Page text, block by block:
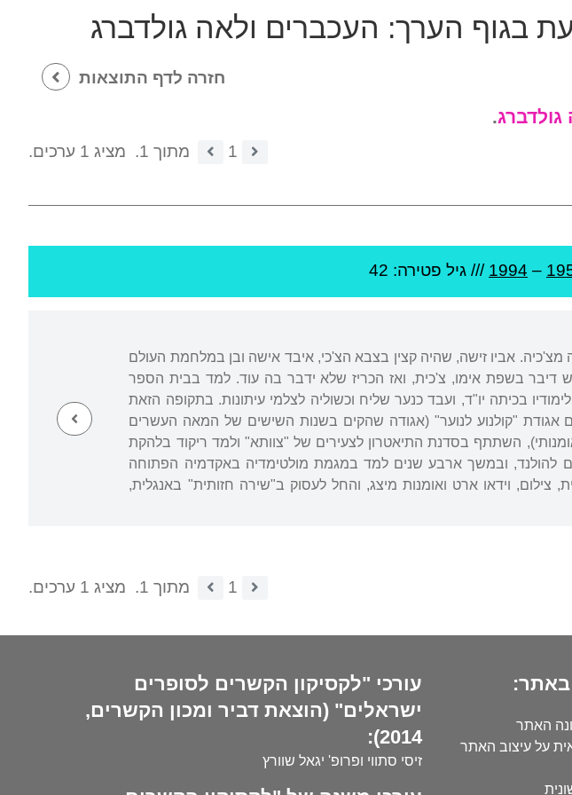
בגוף הערך: העכברים ולאה גולדברג
חזרה לדף התוצאות
.
1 מתוך 1.
מציג 1 ערכים.
–
1994 /// גיל פטירה: 42
מצ'כיה. אביו זישה, שהיה קצין בצבא הצ'כי, איבד אישה ובן במלחמת העולם
דיבר בשפת אימו, צ'כית, ואז הכריז שלא ידבר בה עוד. למד בבית הספר
בכיתה יו"ד, ועבד כנער שליח וכשוליה לצלמי עיתונות. בתקופה הזאת
אגודת "קולנוע לנוער" (אגודה שהקים בשנות השישים של המאה העשרים
השתתף בסדנת התיאטרון לצעירים של "צוותא" ולמד ריקוד בלהקת
להולנד, ובמשך ארבע שנים למד במגמת מולטימדיה באקדמיה הפתוחה
וידאו ארט ואומנות מיצג, והחל לעסוק ב"שירה חזותית" באנגלית,
1 מתוך 1. מציג 1 ערכים.
באתר:
האתר
על עיצוב האתר
עורכי "לקסיקון הקשרים לסופרים
ישראלים" (הוצאת דביר ומכון הקשרים,
2014):
זיסי סתווי ופרופ' יגאל שוורץ